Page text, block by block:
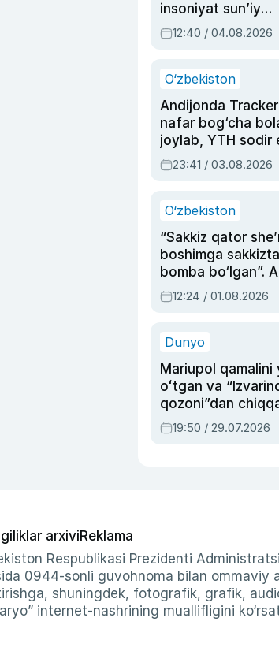
insoniyat sun’iy
intellektni boshqara
olmay qolishidan
12:40 / 04.08.2026
O‘zbekiston
Andijonda
nafar bog‘cha
joylab, YTH sodir
ayolga sud hukmi
23:41 / 03.08.2026
O‘zbekiston
“Sakkiz qator
boshimga sakkizta
bomba bo‘lgan”.
Oripovni siyosiy
ayblovlardan asrab
12:24 / 01.08.2026
Dunyo
Mariupol qamalini
oʻtgan va
qozoni”dan
qahramon —
armiyasi bosh
19:50 / 29.07.2026
arxiviReklama
Respublikasi Prezidenti
0944-sonli guvohnoma bilan ommaviy
shuningdek, fotografik, grafik,
internet-nashrining muallifligini